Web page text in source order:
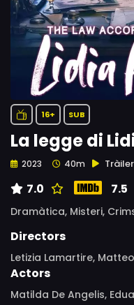
16+ SUB
La legge di
2023 40m Tràiler
7.0 7.5
Dramàtica, Misteri,
Directors
Letizia Lamartire,
Actors
Matilda De Angelis,